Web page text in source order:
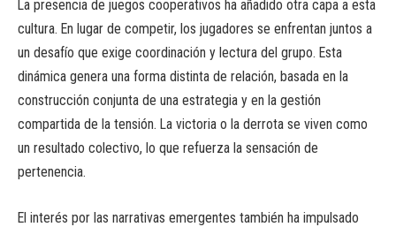
La presencia de juegos cooperativos ha añadido otra capa a esta
cultura. En lugar de competir, los jugadores se enfrentan juntos a
un desafío que exige coordinación y lectura del grupo. Esta
dinámica genera una forma distinta de relación, basada en la
construcción conjunta de una estrategia y en la gestión
compartida de la tensión. La victoria o la derrota se viven como
un resultado colectivo, lo que refuerza la sensación de
pertenencia.
El interés por las narrativas emergentes también ha impulsado